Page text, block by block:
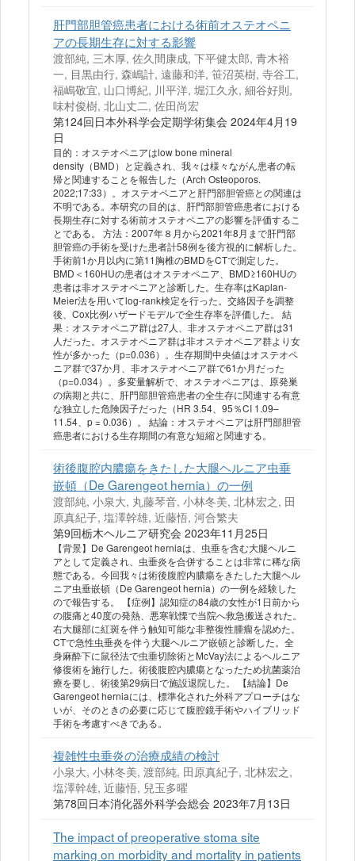
肝門部胆管癌患者における術前オステオペニ
アの長期生存に対する影響
渡部純, 三木厚, 佐久間康成, 下平健太郎, 青木裕
一, 目黒由行, 森嶋計, 遠藤和洋, 笹沼英樹, 寺谷工,
福嶋敬宜, 山口博紀, 川平洋, 堀江久永, 細谷好則,
味村俊樹, 北山丈二, 佐田尚宏
第124回日本外科学会定期学術集会 2024年4月19
日
目的：オステオペニアはlow bone mineral
density（BMD）と定義され、我々は様々ながん患者の転
帰と関連することを報告した（Arch Osteoporos.
2022;17:33）。オステオペニアと肝門部胆管癌との関連は
不明である。本研究の目的は、肝門部胆管癌患者における
長期生存に対する術前オステオペニアの影響を評価するこ
とである。 方法：2007年８月から2021年8月まで肝門部
胆管癌の手術を受けた患者計58例を後方視的に解析した。
手術前1か月以内に第11胸椎のBMDをCTで測定した。
BMD＜160HUの患者はオステオペニア、BMD≥160HUの
患者は非オステオペニアと診断した。生存率はKaplan-
Meier法を用いてlog-rank検定を行った。交絡因子を調整
後、Cox比例ハザードモデルで全生存率を評価した。 結
果：オステオペニア群は27人、非オステオペニア群は31
人だった。オステオペニア群は非オステオペニア群より女
性が多かった（p=0.036）。生存期間中央値はオステオペ
ニア群で37か月、非オステオペニア群で61か月だった
（p=0.034）。多変量解析で、オステオペニアは、原発巣
の病期と共に、肝門部胆管癌患者の全生存に関連する有意
な独立した危険因子だった（HR 3.54、95％CI 1.09–
11.54、p = 0.036）。 結論：オステオペニアは肝門部胆管
癌患者における生存期間の有意な短縮と関連する。
術後腹腔内膿瘍をきたした大腿ヘルニア虫垂
嵌頓（De Garengeot hernia）の一例
渡部純, 小泉大, 丸藤琴音, 小林冬美, 北林宏之, 田
原真紀子, 塩澤幹雄, 近藤悟, 河合繁夫
第9回栃木ヘルニア研究会 2023年11月25日
【背景】De Garengeot herniaは、虫垂を含む大腿ヘルニ
アとして定義され、虫垂炎を合併することは非常に稀な病
態である。今回我々は術後腹腔内膿瘍をきたした大腿ヘル
ニア虫垂嵌頓（De Garengeot hernia）の一例を経験した
ので報告する。 【症例】認知症の84歳の女性が1日前から
の腹痛と40度の発熱、悪寒戦慄で当院へ救急搬送された。
右大腿部に紅斑を伴う触知可能な非整復性腫瘤を認めた。
CTで急性虫垂炎を伴う大腿ヘルニア嵌頓と診断した。全
身麻酔下に鼠径法で虫垂切除術とMcVay法によるヘルニア
修復術を施行した。術後腹腔内膿瘍となったため抗菌薬治
療を要し、術後第29病日で施設退院した。 【結論】De
Garengeot herniaには、標準化された外科アプローチはな
いが、そのときの必要に応じて腹腔鏡手術やハイブリッド
手術を考慮すべきである。
複雑性虫垂炎の治療成績の検討
小泉大, 小林冬美, 渡部純, 田原真紀子, 北林宏之,
塩澤幹雄, 近藤悟, 兒玉多曜
第78回日本消化器外科学会総会 2023年7月13日
The impact of preoperative stoma site
marking on morbidity and mortality in patients